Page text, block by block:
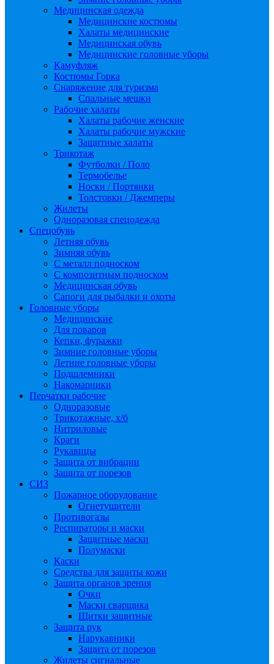
Медицинская одежда
Медицинские костюмы
Халаты медицинские
Медицинская обувь
Медицинские головные уборы
Камуфляж
Костюмы Горка
Снаряжение для туризма
Спальные мешки
Рабочие халаты
Халаты рабочие женские
Халаты рабочие мужские
Защитные халаты
Трикотаж
Футболки / Поло
Термобелье
Носки / Портянки
Толстовки / Джемперы
Жилеты
Одноразовая спецодежда
Спецобувь
Летняя обувь
Зимняя обувь
С металл подноском
С композитным подноском
Медицинская обувь
Сапоги для рыбалки и охоты
Головные уборы
Медицинские
Для поваров
Кепки, фуражки
Зимние головные уборы
Летние головные уборы
Подшлемники
Накомарники
Перчатки рабочие
Одноразовые
Трикотажные, х/б
Нитриловые
Краги
Рукавицы
Защита от вибрации
Защита от порезов
СИЗ
Пожарное оборудование
Огнетушители
Противогазы
Респираторы и маски
Защитные маски
Полумаски
Каски
Средства для защиты кожи
Защита органов зрения
Очки
Маски сварщика
Щитки защитные
Защита рук
Нарукавники
Защита от порезов
Жилеты сигнальные